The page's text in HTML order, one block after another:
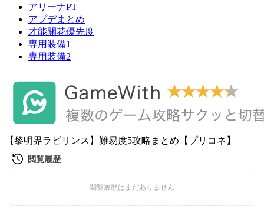
アリーナPT
アプデまとめ
才能開花優先度
専用装備1
専用装備2
【黎明界ラビリンス】難易度5攻略まとめ【プリコネ】